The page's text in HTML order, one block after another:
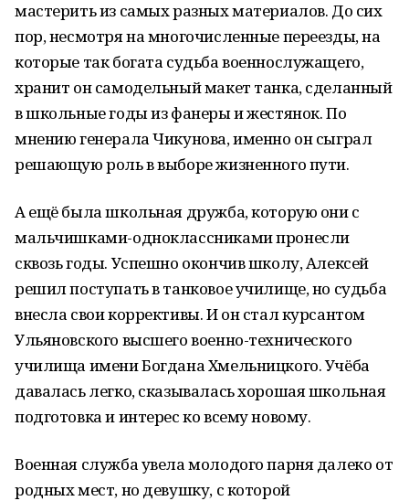
мастерить из самых разных материалов. До сих
пор, несмотря на многочисленные переезды, на
которые так богата судьба военнослужащего,
хранит он самодельный макет танка, сделанный
в школьные годы из фанеры и жестянок. По
мнению генерала Чикунова, именно он сыграл
решающую роль в выборе жизненного пути.
А ещё была школьная дружба, которую они с
мальчишками-одноклассниками пронесли
сквозь годы. Успешно окончив школу, Алексей
решил поступать в танковое училище, но судьба
внесла свои коррективы. И он стал курсантом
Ульяновского высшего военно-технического
училища имени Богдана Хмельницкого. Учёба
давалась легко, сказывалась хорошая школьная
подготовка и интерес ко всему новому.
Военная служба увела молодого парня далеко от
родных мест, но девушку, с которой